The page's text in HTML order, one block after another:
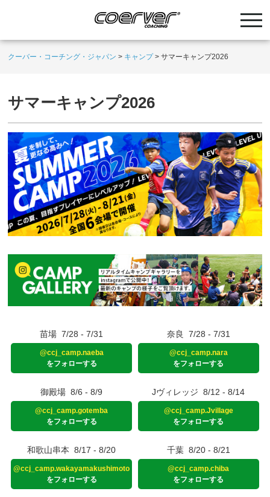
クーバー・コーチング・ジャパン > キャンプ>サマーキャンプ2026
サマーキャンプ2026
苗場 7/28 - 7/31
@ccj_camp.naeba
をフォローする
奈良 7/28 - 7/31
@ccj_camp.nara
をフォローする
御殿場 8/6 - 8/9
@ccj_camp.gotemba
をフォローする
Jヴィレッジ 8/12 - 8/14
@ccj_camp.Jvillage
をフォローする
和歌山串本 8/17 - 8/20
@ccj_camp.wakayamakushimoto
をフォローする
千葉 8/20 - 8/21
@ccj_camp.chiba
をフォローする